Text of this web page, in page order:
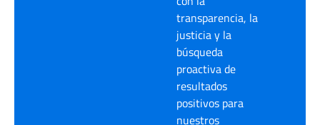
transparencia, la
justicia y la
búsqueda
proactiva de
resultados
positivos para
nuestros